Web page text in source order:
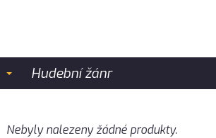
Hudební žánr
Nebyly nalezeny žádné produkty.